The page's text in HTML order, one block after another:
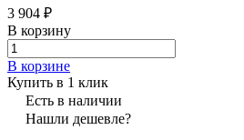
3 904 ₽
В корзину
В корзине
Купить в 1 клик
Есть в наличии
Нашли дешевле?